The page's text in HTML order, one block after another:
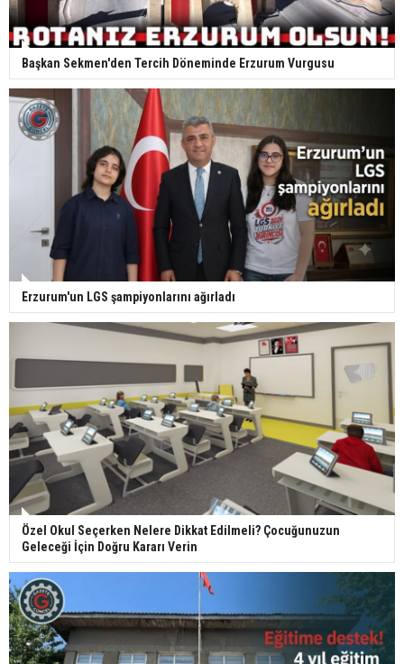
Başkan Sekmen'den Tercih Döneminde Erzurum Vurgusu
Erzurum'un LGS şampiyonlarını ağırladı
Özel Okul Seçerken Nelere Dikkat Edilmeli? Çocuğunuzun
Geleceği İçin Doğru Kararı Verin